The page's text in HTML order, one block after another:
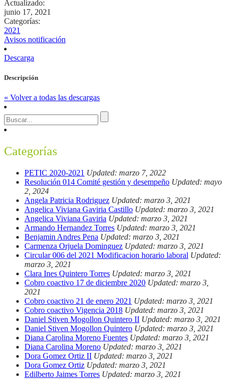
Actualizado:
junio 17, 2021
Categorías:
2021
Avisos notificación
Descarga
Descripción
« Volver a todas las descargas
Categorías
PETIC 2020-2021 Updated: marzo 7, 2022
Resolución 014 Comité gestión y desempeño Updated: mayo
2, 2024
Angela Patricia Rodriguez Updated: marzo 3, 2021
Angelica Viviana Gaviria Castillo Updated: marzo 3, 2021
Angelica Viviana Gaviria Updated: marzo 3, 2021
Armando Hernandez Torres Updated: marzo 3, 2021
Benjamin Andres Pena Updated: marzo 3, 2021
Carmenza Orjuela Dominguez Updated: marzo 3, 2021
Circular 006 del 2021 Modificacion horario laboral Updated:
marzo 3, 2021
Clara Ines Quintero Torres Updated: marzo 3, 2021
Cobro coactivo 17 de diciembre 2020 Updated: marzo 3,
2021
Cobro coactivo 21 de enero 2021 Updated: marzo 3, 2021
Cobro coactivo Vigencia 2018 Updated: marzo 3, 2021
Daniel Stiven Mogollon Quintero II Updated: marzo 3, 2021
Daniel Stiven Mogollon Quintero Updated: marzo 3, 2021
Diana Carolina Moreno Fuentes Updated: marzo 3, 2021
Diana Carolina Moreno Updated: marzo 3, 2021
Dora Gomez Ortiz II Updated: marzo 3, 2021
Dora Gomez Ortiz Updated: marzo 3, 2021
Edilberto Jaimes Torres Updated: marzo 3, 2021